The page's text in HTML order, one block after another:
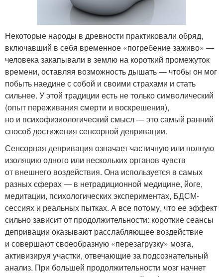
Некоторые народы в древности практиковали обряд,
включавший в себя временное «погребение заживо» —
человека закапывали в землю на короткий промежуток
времени, оставляя возможность дышать — чтобы он мог
побыть наедине с собой и своими страхами и стать
сильнее. У этой традиции есть не только символический
(опыт переживания смерти и воскрешения),
но и психофизиологический смысл — это самый ранний
способ достижения сенсорной депривации.
Сенсорная депривация означает частичную или полную
изоляцию одного или нескольких органов чувств
от внешнего воздействия. Она используется в самых
разных сферах — в нетрадиционной медицине, йоге,
медитации, психологических экспериментах, БДСМ-
сессиях и реальных пытках. А все потому, что ее эффект
сильно зависит от продолжительности: короткие сеансы
депривации оказывают расслабляющее воздействие
и совершают своеобразную «перезагрузку» мозга,
активизируя участки, отвечающие за подсознательный
анализ. При большей продолжительности мозг начнет